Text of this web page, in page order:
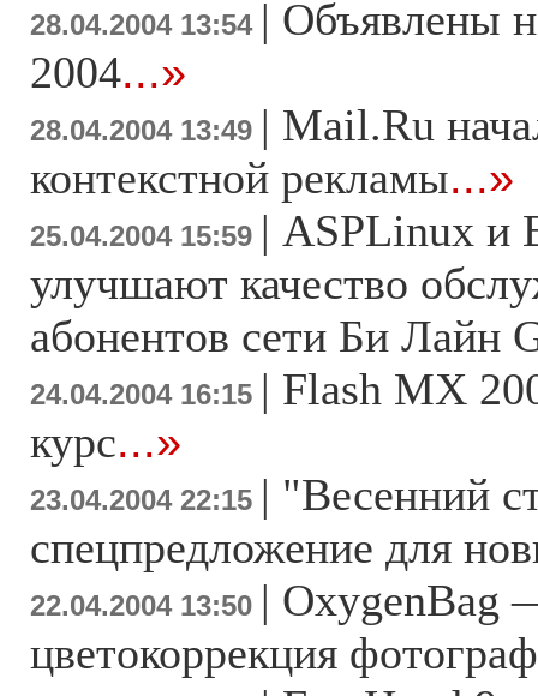
28.04.2004 13:54 | Объявлены
2004...»
28.04.2004 13:49 | Mail.Ru
контекстной рекламы...»
25.04.2004 15:59 | ASPLinux и
улучшают качество
абонентов сети Би Лайн
24.04.2004 16:15 | Flash MX
курс...»
23.04.2004 22:15 | "Весенний
спецпредложение для
22.04.2004 13:50 | OxygenBag
цветокоррекция